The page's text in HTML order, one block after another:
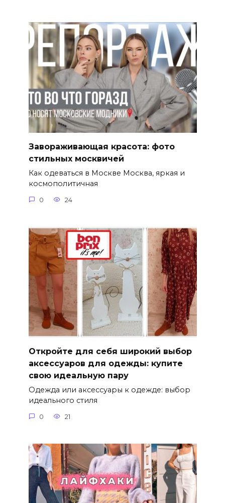
Завораживающая красота: фото
стильных москвичей
Как одеваться в Москве Москва, яркая и
космополитичная
0 24
Откройте для себя широкий выбор
аксессуаров для одежды: купите
свою идеальную пару
Одежда или аксессуары к одежде: выбор
идеального стиля
0 21